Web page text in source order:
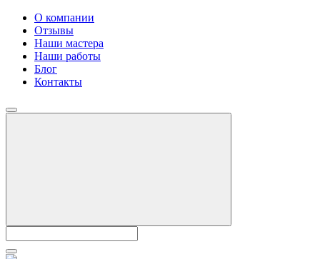
О компании
Отзывы
Наши мастера
Наши работы
Блог
Контакты